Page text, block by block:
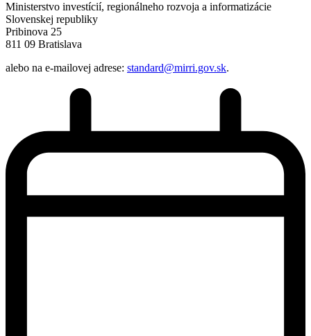
Ministerstvo investícií, regionálneho rozvoja a informatizácie
Slovenskej republiky
Pribinova 25
811 09 Bratislava
alebo na e-mailovej adrese: standard@mirri.gov.sk.